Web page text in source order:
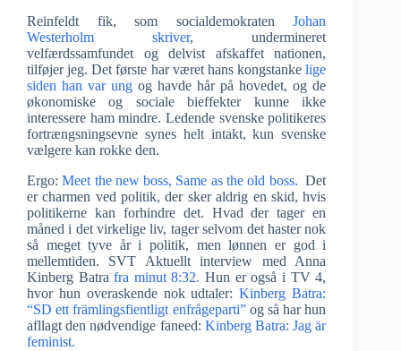
Reinfeldt fik, som socialdemokratenJohan
Westerholm skriver, undermineret
velfærdssamfundet og delvist afskaffet nationen,
tilføjer jeg. Det første har været hans kongstankelige
siden han var ungog havde hår på hovedet, og de
økonomiske og sociale bieffekter kunne ikke
interessere ham mindre. Ledende svenske politikeres
fortrængsningsevne synes helt intakt, kun svenske
vælgere kan rokke den.
Ergo:Meet the new boss, Same as the old boss. Det
er charmen ved politik, der sker aldrig en skid, hvis
politikerne kan forhindre det. Hvad der tager en
måned i det virkelige liv, tager selvom det haster nok
så meget tyve år i politik, men lønnen er god i
mellemtiden. SVT Aktuellt interview med Anna
Kinberg Batra fra minut 8:32. Hun er også i TV 4,
hvor hun overaskende nok udtaler:Kinberg Batra:
“SD ett främlingsfientligt enfrågeparti”og så har hun
afllagt den nødvendige faneed: Kinberg Batra: Jag är
feminist.